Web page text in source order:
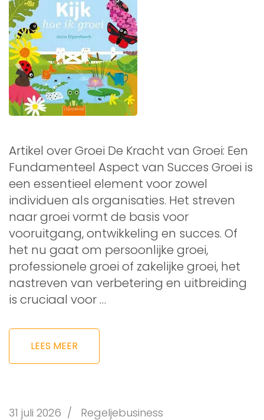
Artikel over Groei De Kracht van Groei: Een
Fundamenteel Aspect van Succes Groei is
een essentieel element voor zowel
individuen als organisaties. Het streven
naar groei vormt de basis voor
vooruitgang, ontwikkeling en succes. Of
het nu gaat om persoonlijke groei,
professionele groei of zakelijke groei, het
nastreven van verbetering en uitbreiding
is cruciaal voor …
LEES MEER
31 juli 2026 / Regeljebusiness